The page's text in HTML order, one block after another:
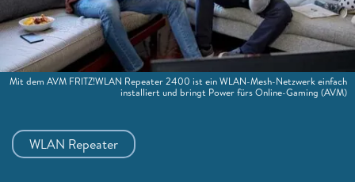
WLAN Repeater
Mit dem AVM FRITZ!WLAN Repeater 2400 ist ein WLAN-Mesh-Netzwerk einfach
installiert und bringt Power fürs Online-Gaming (AVM)